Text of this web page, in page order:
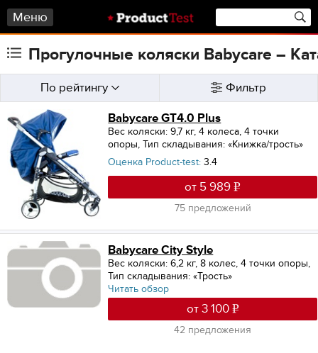
Меню
Прогулочные коляски Babycare –
По рейтингу Фильтр
Babycare GT4.0 Plus
Вес коляски: 9,7 кг,4 колеса, 4 точки
опоры,Тип складывания: «Книжка/трость»
от 5 989
75 предложений
Оценка Product-test: 3.4
Babycare City Style
Вес коляски: 6,2 кг,8 колес, 4 точки опоры,
Тип складывания: «Трость»
от 3 100
42 предложения
Читать обзор